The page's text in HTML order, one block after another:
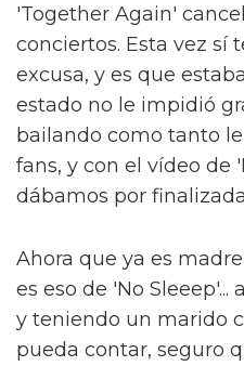
'Together Again'
conciertos. Esta vez sí
excusa, y es que
estado no le impidió
bailando como tanto
fans, y con el vídeo de
dábamos por
Ahora que ya es
es eso de 'No
y teniendo un marido
pueda contar, seguro